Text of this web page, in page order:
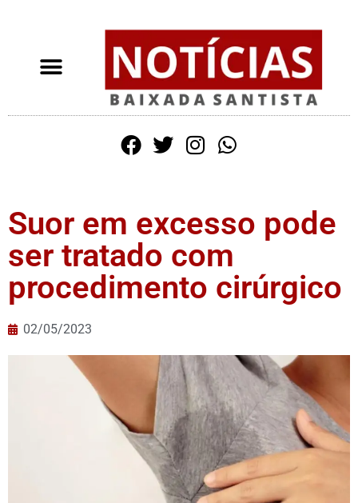
Suor em excesso pode
ser tratado com
procedimento cirúrgico
02/05/2023